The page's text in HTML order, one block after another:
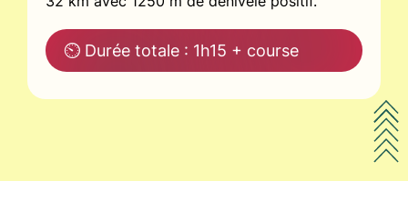
⏲ Durée totale : 1h15 + course